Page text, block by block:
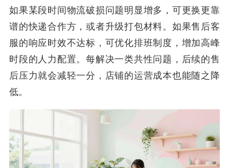
如果某段时间物流破损问题明显增多，可更换更靠
谱的快递合作方，或者升级打包材料。如果售后客
服的响应时效不达标，可优化排班制度，增加高峰
时段的人力配置。每解决一类共性问题，后续的售
后压力就会减轻一分，店铺的运营成本也能随之降
低。